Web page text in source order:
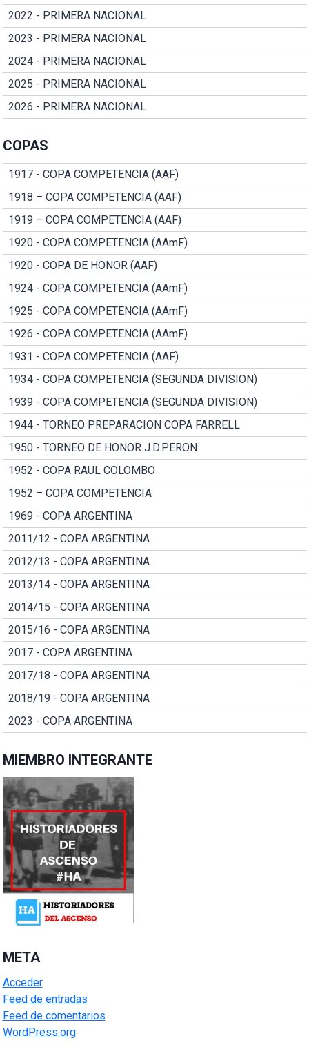
2022 - PRIMERA NACIONAL
2023 - PRIMERA NACIONAL
2024 - PRIMERA NACIONAL
2025 - PRIMERA NACIONAL
2026 - PRIMERA NACIONAL
COPAS
1917 - COPA COMPETENCIA (AAF)
1918 – COPA COMPETENCIA (AAF)
1919 – COPA COMPETENCIA (AAF)
1920 - COPA COMPETENCIA (AAmF)
1920 - COPA DE HONOR (AAF)
1924 - COPA COMPETENCIA (AAmF)
1925 - COPA COMPETENCIA (AAmF)
1926 - COPA COMPETENCIA (AAmF)
1931 - COPA COMPETENCIA (AAF)
1934 - COPA COMPETENCIA (SEGUNDA DIVISION)
1939 - COPA COMPETENCIA (SEGUNDA DIVISION)
1944 - TORNEO PREPARACION COPA FARRELL
1950 - TORNEO DE HONOR J.D.PERON
1952 - COPA RAUL COLOMBO
1952 – COPA COMPETENCIA
1969 - COPA ARGENTINA
2011/12 - COPA ARGENTINA
2012/13 - COPA ARGENTINA
2013/14 - COPA ARGENTINA
2014/15 - COPA ARGENTINA
2015/16 - COPA ARGENTINA
2017 - COPA ARGENTINA
2017/18 - COPA ARGENTINA
2018/19 - COPA ARGENTINA
2023 - COPA ARGENTINA
MIEMBRO INTEGRANTE
META
Acceder
Feed de entradas
Feed de comentarios
WordPress.org